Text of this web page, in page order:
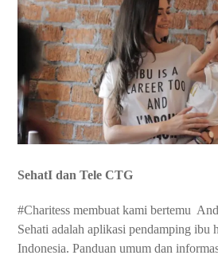
SehatI dan Tele CTG
#Charitess membuat kami bertemu
Sehati adalah aplikasi pendamping ibu
Indonesia. Panduan umum dan